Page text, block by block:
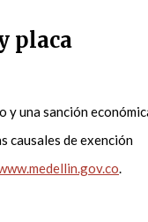
placa
y una sanción
causales de exención
.